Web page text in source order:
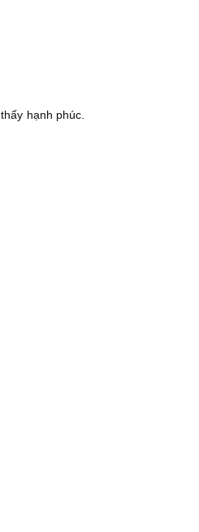
hạnh phúc.